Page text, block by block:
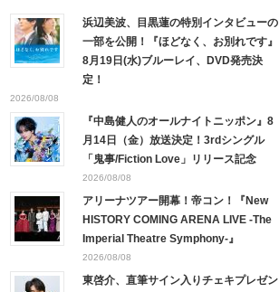
浜辺美波、目黒蓮の特別インタビューの
一部を公開！『ほどなく、お別れです』
8月19日(水)ブルーレイ、DVD発売決
定！
2026/08/08
『中島健人のオールナイトニッポン』8
月14日（金）放送決定！3rdシングル
「鬼事/Fiction Love」リリース記念
2026/08/08
アリーナツアー開幕！帝コン！『New
HISTORY COMING ARENA LIVE -The
Imperial Theatre Symphony-』
2026/08/08
東啓介、直筆サイン入りチェキプレゼン